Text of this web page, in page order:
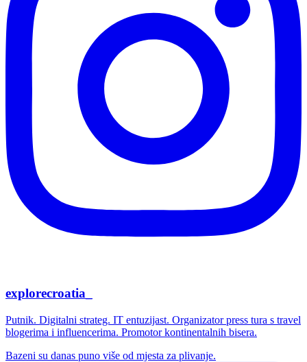
explorecroatia_
Putnik. Digitalni strateg. IT entuzijast. Organizator press tura s travel
blogerima i influencerima. Promotor kontinentalnih bisera.
Bazeni su danas puno više od mjesta za plivanje.